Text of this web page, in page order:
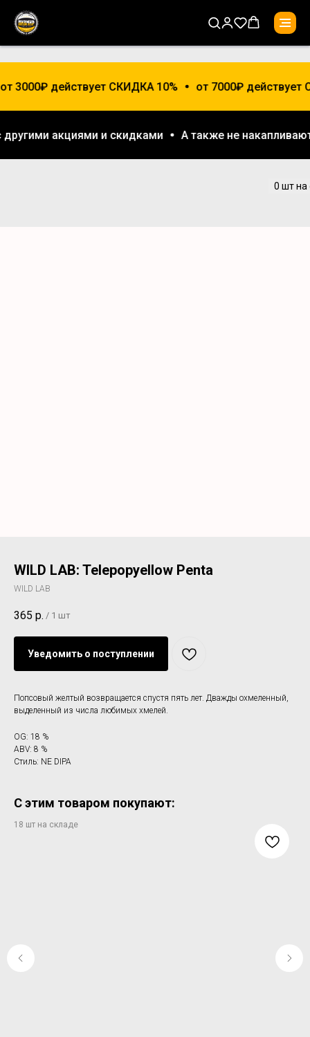
3000₽ действует СКИДКА 10% от 7000₽ действует
другими акциями и скидками А также не
WILD LAB: Telepopyellow Penta
WILD LAB
365 р. / 1 шт
Уведомить о поступлении
Попсовый желтый возвращается спустя пять лет. Дважды охмеленный,
выделенный из числа любимых хмелей.
OG: 18 %
ABV: 8 %
Стиль: NE DIPA
С этим товаром покупают: